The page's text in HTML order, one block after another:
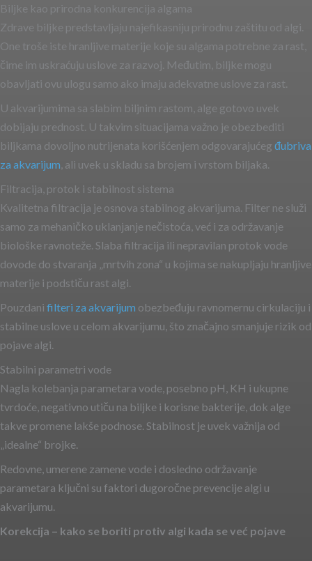
Biljke kao prirodna konkurencija algama
Zdrave biljke predstavljaju najefikasniju prirodnu zaštitu od algi.
One troše iste hranljive materije koje su algama potrebne za rast,
čime im uskraćuju uslove za razvoj. Međutim, biljke mogu
obavljati ovu ulogu samo ako imaju adekvatne uslove za rast.
U akvarijumima sa slabim biljnim rastom, alge gotovo uvek
dobijaju prednost. U takvim situacijama važno je obezbediti
biljkama dovoljno nutrijenata korišćenjem odgovarajućeg đubriva
za akvarijum , ali uvek u skladu sa brojem i vrstom biljaka.
Filtracija, protok i stabilnost sistema
Kvalitetna filtracija je osnova stabilnog akvarijuma. Filter ne služi
samo za mehaničko uklanjanje nečistoća, već i za održavanje
biološke ravnoteže. Slaba filtracija ili nepravilan protok vode
dovode do stvaranja „mrtvih zona“ u kojima se nakupljaju hranljive
materije i podstiču rast algi.
Pouzdani filteri za akvarijum obezbeđuju ravnomernu cirkulaciju i
stabilne uslove u celom akvarijumu, što značajno smanjuje rizik od
pojave algi.
Stabilni parametri vode
Nagla kolebanja parametara vode, posebno pH, KH i ukupne
tvrdoće, negativno utiču na biljke i korisne bakterije, dok alge
takve promene lakše podnose. Stabilnost je uvek važnija od
„idealne“ brojke.
Redovne, umerene zamene vode i dosledno održavanje
parametara ključni su faktori dugoročne prevencije algi u
akvarijumu.
Korekcija – kako se boriti protiv algi kada se već pojave